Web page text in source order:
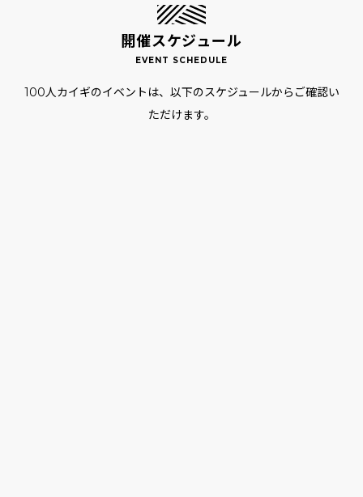
開催スケジュール
100人カイギのイベントは、以下のスケジュールからご確認い
ただけます。